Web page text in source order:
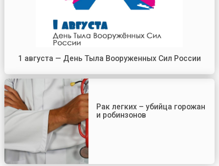
1 августа — День Тыла Вооруженных Сил России
Рак легких – убийца горожан
и робинзонов